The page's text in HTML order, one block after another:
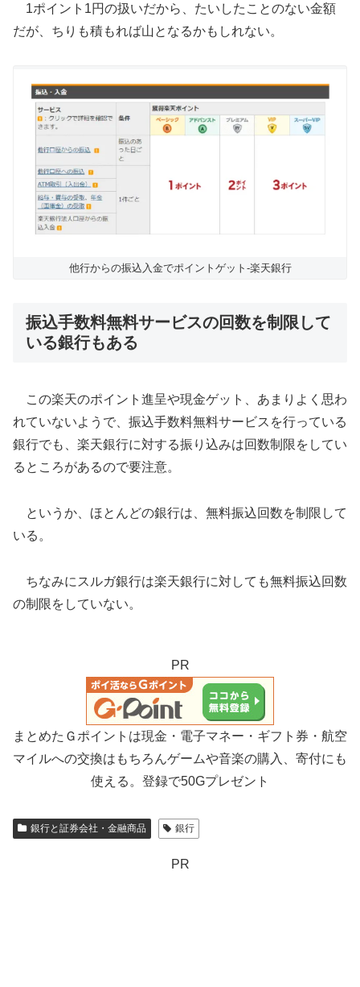
1ポイント1円の扱いだから、たいしたことのない金額
だが、ちりも積もれば山となるかもしれない。
他行からの振込入金でポイントゲット-楽天銀行
振込手数料無料サービスの回数を制限して
いる銀行もある
この楽天のポイント進呈や現金ゲット、あまりよく思わ
れていないようで、振込手数料無料サービスを行っている
銀行でも、楽天銀行に対する振り込みは回数制限をしてい
るところがあるので要注意。
というか、ほとんどの銀行は、無料振込回数を制限して
いる。
ちなみにスルガ銀行は楽天銀行に対しても無料振込回数
の制限をしていない。
PR
まとめたＧポイントは現金・電子マネー・ギフト券・航空
マイルへの交換はもちろんゲームや音楽の購入、寄付にも
使える。登録で50Gプレゼント
銀行と証券会社・金融商品 銀行
PR